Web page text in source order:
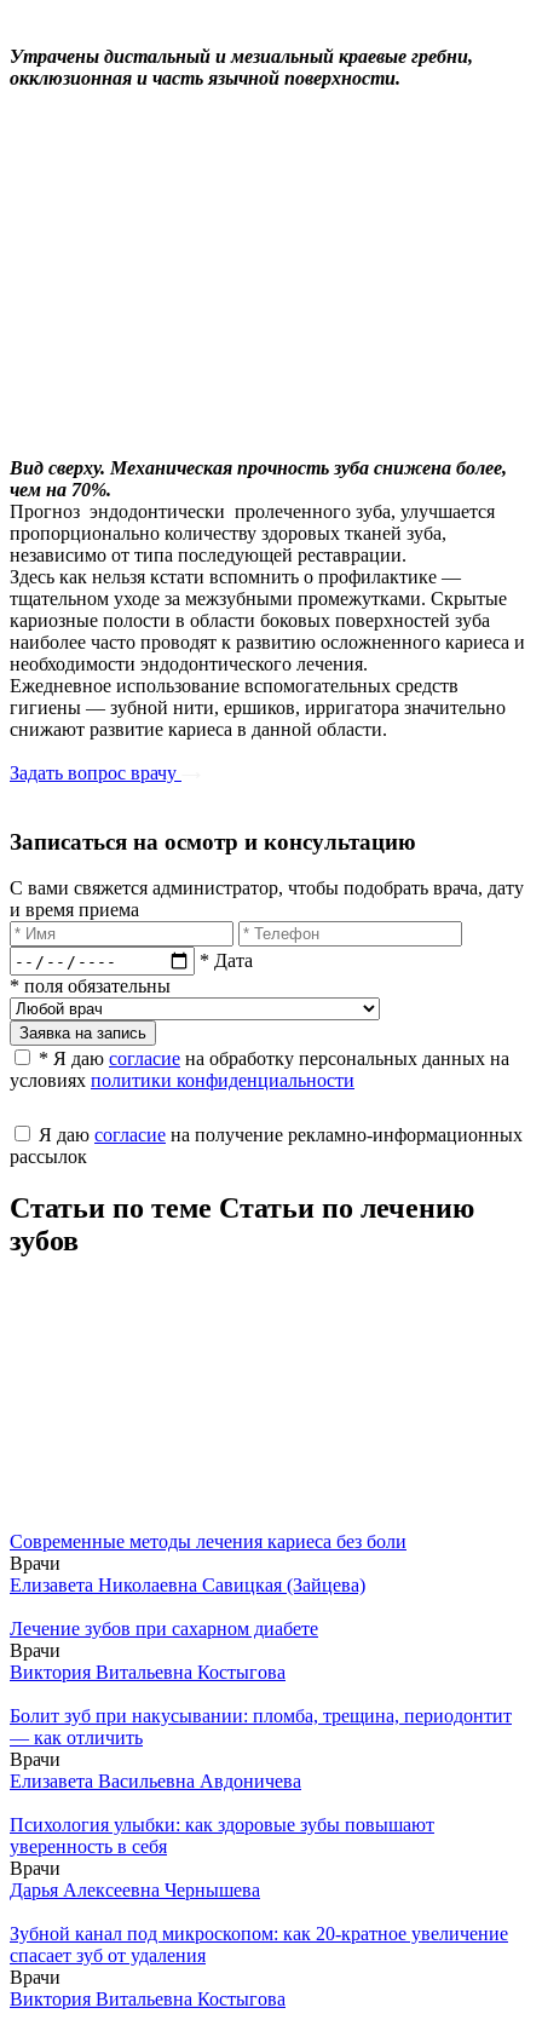
Утрачены дистальный и мезиальный краевые гребни,
окклюзионная и часть язычной поверхности.
Вид сверху. Механическая прочность зуба снижена более,
чем на 70%.
Прогноз эндодонтически пролеченного зуба, улучшается
пропорционально количеству здоровых тканей зуба,
независимо от типа последующей реставрации.
Здесь как нельзя кстати вспомнить о профилактике —
тщательном уходе за межзубными промежутками. Скрытые
кариозные полости в области боковых поверхностей зуба
наиболее часто проводят к развитию осложненного кариеса и
необходимости эндодонтического лечения.
Ежедневное использование вспомогательных средств
гигиены — зубной нити, ершиков, ирригатора значительно
снижают развитие кариеса в данной области.
Задать вопрос врачу
Записаться на осмотр и консультацию​
С вами свяжется администратор, чтобы подобрать врача, дату
и время приема​
* Дата
* поля обязательны
Заявка на запись
* Я даю согласие на обработку персональных данных на
условиях политики конфиденциальности
Я даю согласие на получение рекламно-информационных
рассылок
Статьи по теме Статьи по лечению
зубов
Современные методы лечения кариеса без боли
Врачи
Елизавета Николаевна Савицкая (Зайцева)
Лечение зубов при сахарном диабете
Врачи
Виктория Витальевна Костыгова
Болит зуб при накусывании: пломба, трещина, периодонтит
— как отличить
Врачи
Елизавета Васильевна Авдоничева
Психология улыбки: как здоровые зубы повышают
уверенность в себя
Врачи
Дарья Алексеевна Чернышева
Зубной канал под микроскопом: как 20-кратное увеличение
спасает зуб от удаления
Врачи
Виктория Витальевна Костыгова